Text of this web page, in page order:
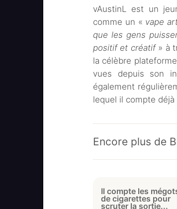
vAustinL est un
comme un « vape
que les gens
positif et créatif» à
la célèbre
vues depuis son
également
lequel il compte déjà
Encore plus de
Il compte les
de cigarettes pour
scruter la sortie...